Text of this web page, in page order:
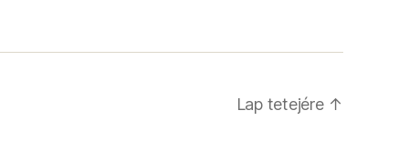
Lap tetejére ↑